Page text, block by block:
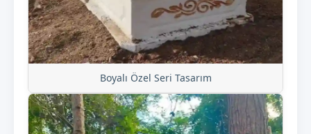
Boyalı Özel Seri Tasarım